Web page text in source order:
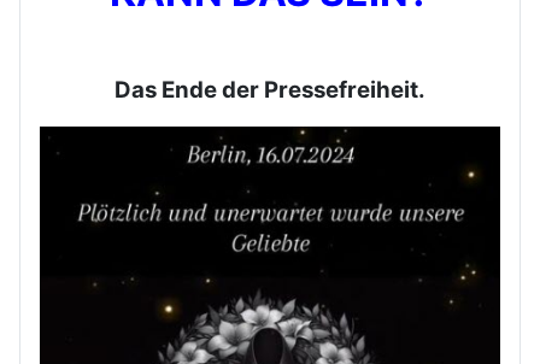
Das Ende der Pressefreiheit.